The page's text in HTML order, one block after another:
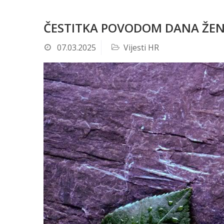
ČESTITKA POVODOM DANA
07.03.2025 Vijesti HR